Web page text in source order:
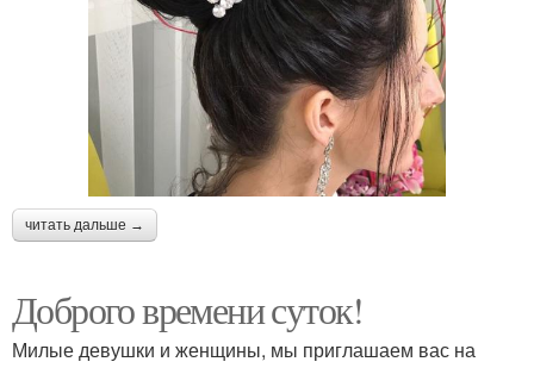
читать дальше →
Доброго времени суток!
Милые девушки и женщины, мы приглашаем вас на